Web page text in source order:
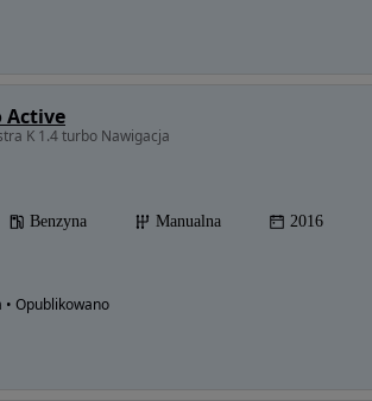
Active
K 1.4 turbo Nawigacja
Benzyna Manualna 2016
Opublikowano